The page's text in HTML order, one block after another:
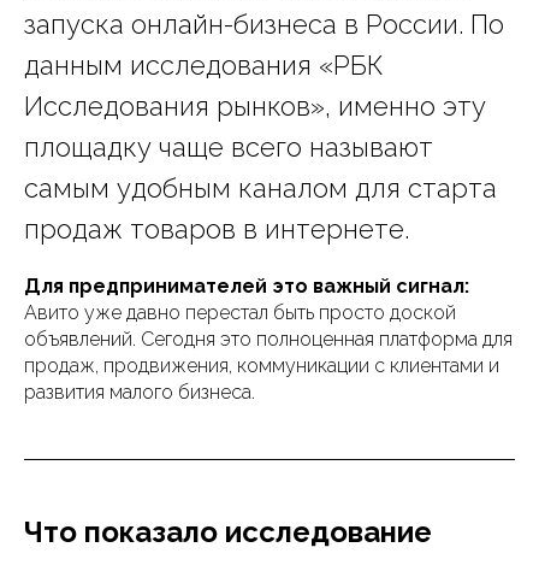
запуска онлайн-бизнеса в России. По
данным исследования «РБК
Исследования рынков», именно эту
площадку чаще всего называют
самым удобным каналом для старта
продаж товаров в интернете.
Для предпринимателей это важный сигнал:
Авито уже давно перестал быть просто доской
объявлений. Сегодня это полноценная платформа для
продаж, продвижения, коммуникации с клиентами и
развития малого бизнеса.
Что показало исследование